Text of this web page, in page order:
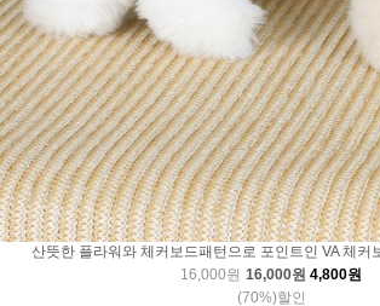
산뜻한 플라워와 체커보드패턴으로 포인트인 VA 체커
16,000원 16,000원 4,800원
(70%)할인